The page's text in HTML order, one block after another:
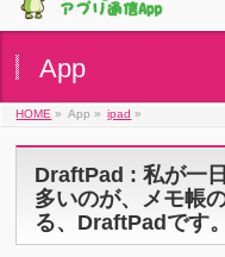
App
HOME » App » ipad »
DraftPad : 私が一
多いのが、メモ帳
る、DraftPadです。